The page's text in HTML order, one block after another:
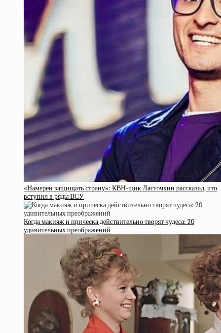
«Намерен защищать страну»: КВН-щик Ласточкин рассказал, что
вступил в ряды ВСУ
Когда макияж и прическа действительно творят чудеса: 20
удивительных преображений